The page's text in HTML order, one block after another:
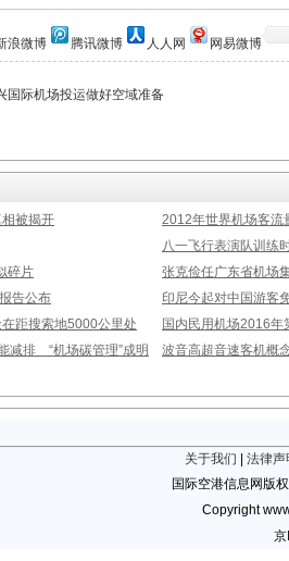
浪微博 腾讯微博 人人网 网易微博
国际机场投运做好空域准备
被揭开
2012年世界机场客流
八一飞行表演队训练
碎片
张克俭任广东省机场
告公布
印尼今起对中国游客
距搜索地5000公里处
国内民用机场2016年
减排 “机场碳管理”成明
波音高超音速客机概
关于我们
法律声
国际空港信息网版
Copyright